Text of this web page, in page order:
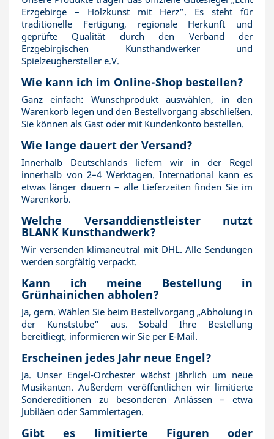
Erzgebirge – Holzkunst mit Herz“. Es steht für
traditionelle Fertigung, regionale Herkunft und
geprüfte Qualität durch den Verband der
Erzgebirgischen Kunsthandwerker und
Spielzeughersteller e.V.
Wie kann ich im Online-Shop bestellen?
Ganz einfach: Wunschprodukt auswählen, in den
Warenkorb legen und den Bestellvorgang abschließen.
Sie können als Gast oder mit Kundenkonto bestellen.
Wie lange dauert der Versand?
Innerhalb Deutschlands liefern wir in der Regel
innerhalb von 2–4 Werktagen. International kann es
etwas länger dauern – alle Lieferzeiten finden Sie im
Warenkorb.
Welche Versanddienstleister nutzt
BLANK Kunsthandwerk?
Wir versenden klimaneutral mit DHL. Alle Sendungen
werden sorgfältig verpackt.
Kann ich meine Bestellung in
Grünhainichen abholen?
Ja, gern. Wählen Sie beim Bestellvorgang „Abholung in
der Kunststube“ aus. Sobald Ihre Bestellung
bereitliegt, informieren wir Sie per E-Mail.
Erscheinen jedes Jahr neue Engel?
Ja. Unser Engel-Orchester wächst jährlich um neue
Musikanten. Außerdem veröffentlichen wir limitierte
Sondereditionen zu besonderen Anlässen – etwa
Jubiläen oder Sammlertagen.
Gibt es limitierte Figuren oder